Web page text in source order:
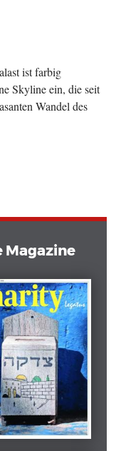
ist farbig
Skyline ein, die seit
Wandel des
Magazine